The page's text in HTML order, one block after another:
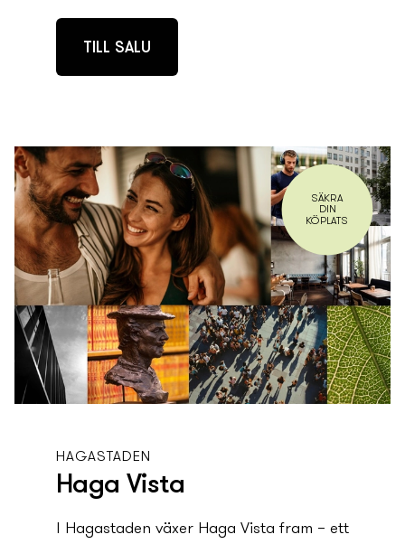
TILL SALU
SÄKRA
DIN
KÖPLATS
HAGASTADEN
Haga Vista
I Hagastaden växer Haga Vista fram – ett